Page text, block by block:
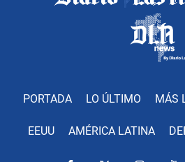
PORTADA LO ÚLTIMO MÁS
EEUU AMÉRICA LATINA